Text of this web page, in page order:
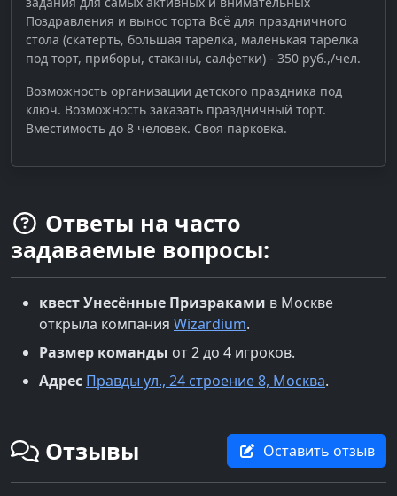
Поздравления и вынос торта Всё для праздничного
стола (скатерть, большая тарелка, маленькая тарелка
под торт, приборы, стаканы, салфетки) - 350 руб.,/чел.
Возможность организации детского праздника под
ключ. Возможность заказать праздничный торт.
Вместимость до 8 человек. Своя парковка.
Ответы на часто
задаваемые вопросы:
квестУнесённые Призраками в Москве
открыла компания Wizardium.
Размер команды от 2 до 4 игроков.
Адрес Правды ул., 24 строение 8, Москва.
Отзывы Оставить отзыв